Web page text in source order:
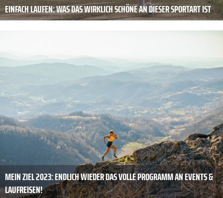
EINFACH LAUFEN: WAS DAS WIRKLICH SCHÖNE AN DIESER SPORTART IST
MEIN ZIEL 2023: ENDLICH WIEDER DAS VOLLE PROGRAMM AN EVENTS &
LAUFREISEN!